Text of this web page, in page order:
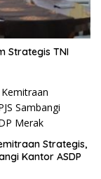
Strategis TNI
Strategis,
Kantor ASDP